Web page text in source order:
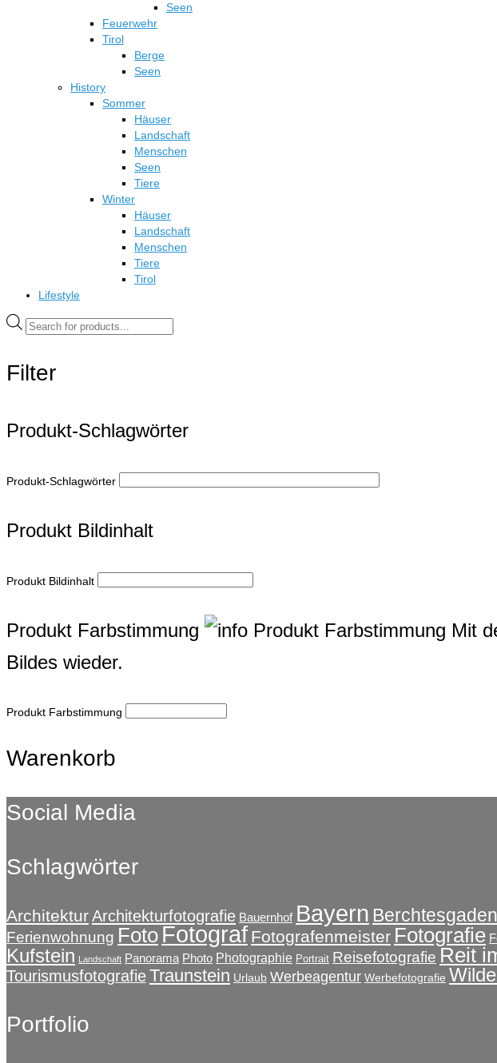
Seen
Feuerwehr
Tirol
Berge
Seen
History
Sommer
Häuser
Landschaft
Menschen
Seen
Tiere
Winter
Häuser
Landschaft
Menschen
Tiere
Tirol
Lifestyle
Products
search
Filter
Produkt-Schlagwörter
Produkt-Schlagwörter
Produkt Bildinhalt
Produkt Bildinhalt
Produkt Farbstimmung Produkt Farbstimmung Mit
Bildes wieder.
Produkt Farbstimmung
Warenkorb
Social Media
Schlagwörter
ArchitekturArchitekturfotografie Bauernhof Bayern Berchtesgaden
Ferienwohnung Foto Fotograf Fotografenmeister Fotografie
Kufstein Landschaft Panorama Photo Photographie Portrait Reisefotografie Reit
TourismusfotografieTraunstein Urlaub Werbeagentur Werbefotografie
Portfolio